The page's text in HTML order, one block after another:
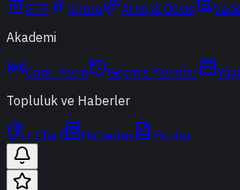
ETF
Kripto Altın & Döviz
Akademi
Canlı Yayın Geçmiş Yayınlar
Topluluk ve Haberler
t-Chat Haberler Yazılar